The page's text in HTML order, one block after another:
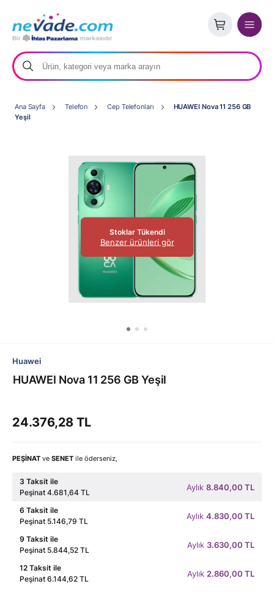
Ana Sayfa Telefon Cep Telefonları
HUAWEI Nova 11 256 GB
Yeşil
Stoklar Tükendi
Benzer ürünleri gör
Huawei
HUAWEI Nova 11 256 GB Yeşil
24.376,28 TL
PEŞİNAT ve SENET ile öderseniz,
3 Taksit ile
Peşinat 4.681,64 TL
Aylık 8.840,00 TL
6 Taksit ile
Peşinat 5.146,79 TL
Aylık 4.830,00 TL
9 Taksit ile
Peşinat 5.844,52 TL
Aylık 3.630,00 TL
12 Taksit ile
Peşinat 6.144,62 TL
Aylık 2.860,00 TL